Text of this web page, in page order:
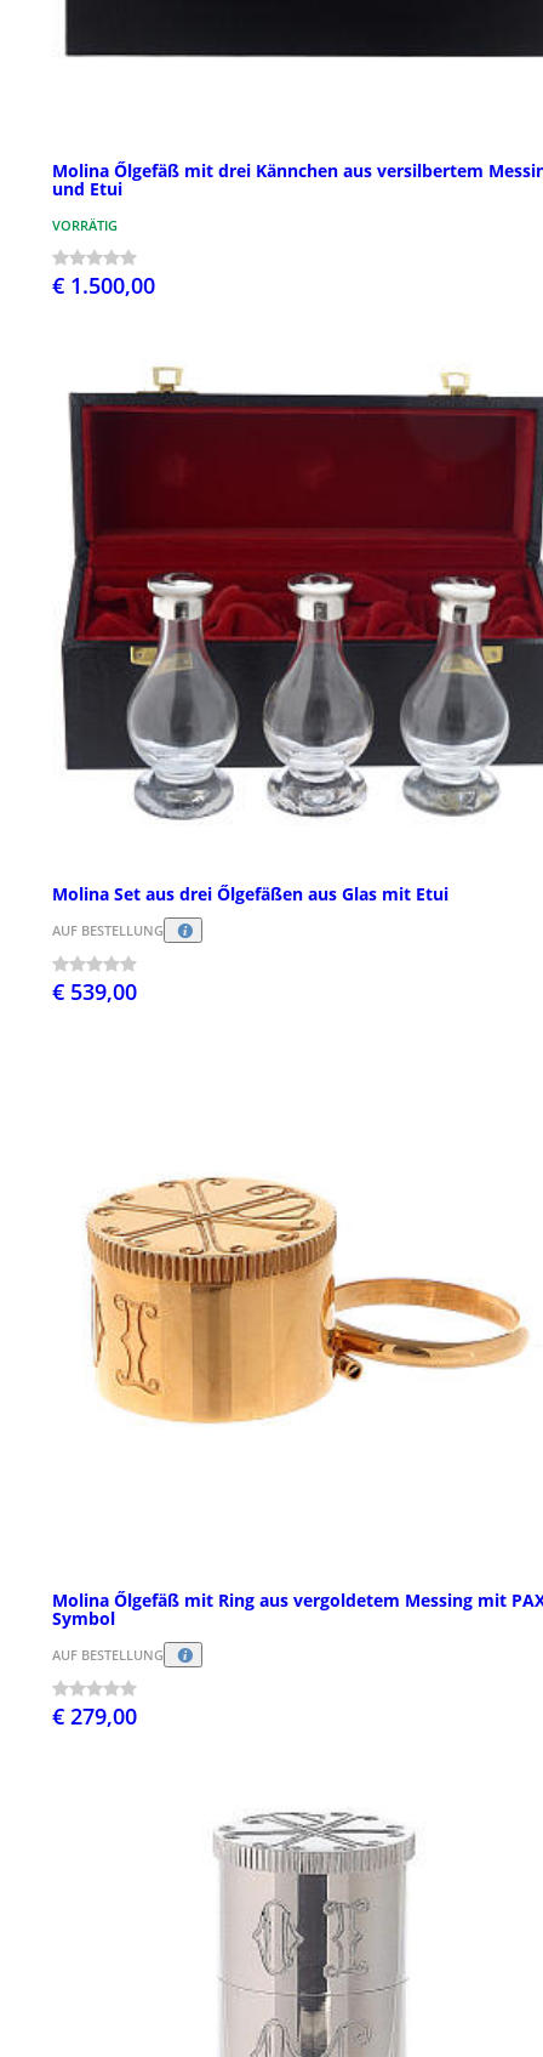
Molina Őlgefäß mit drei Kännchen aus versilbertem
und Etui
VORRÄTIG
€ 1.500,00
Molina Set aus drei Őlgefäßen aus Glas mit Etui
AUF BESTELLUNG
€ 539,00
Molina Őlgefäß mit Ring aus vergoldetem Messing mit
Symbol
AUF BESTELLUNG
€ 279,00